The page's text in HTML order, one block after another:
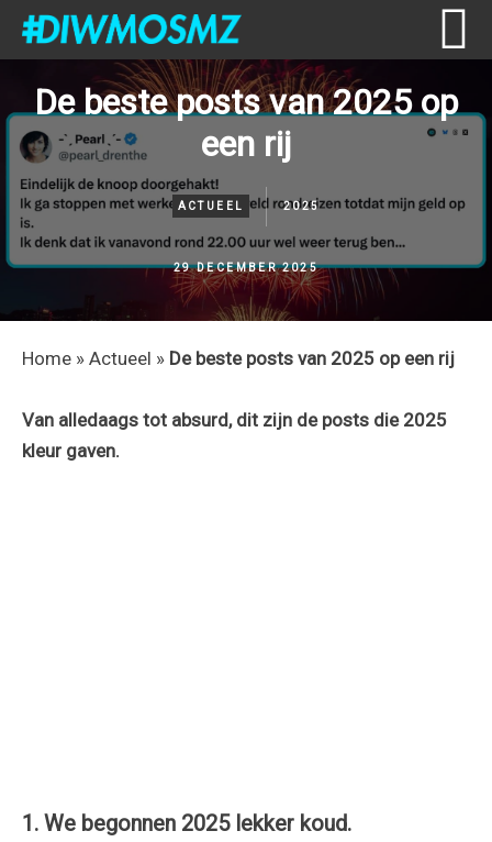
primary
navigation
content
primary
sidebar
footer
De beste posts van 2025 op
een rij
ACTUEEL 2025
29 DECEMBER 2025
Home » Actueel » De beste posts van 2025 op een rij
Van alledaags tot absurd, dit zijn de posts die 2025
kleur gaven.
1. We begonnen 2025 lekker koud.